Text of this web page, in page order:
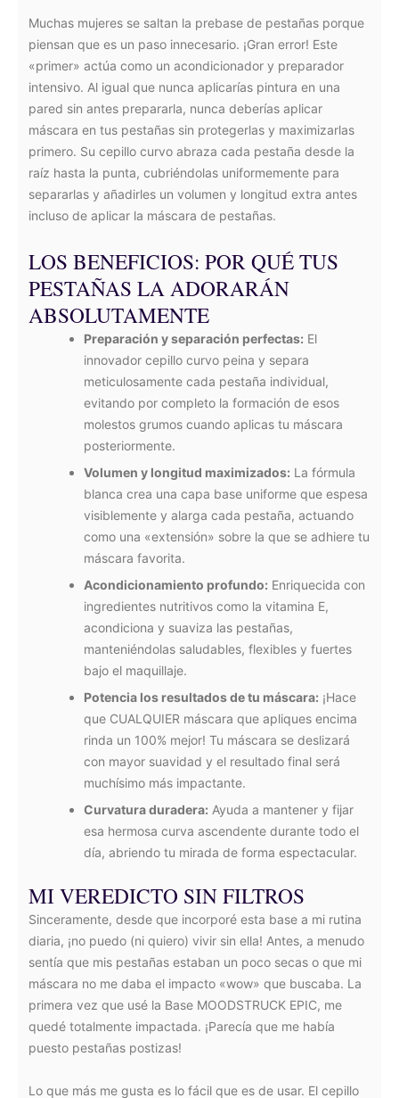
Muchas mujeres se saltan la prebase de pestañas porque
piensan que es un paso innecesario. ¡Gran error! Este
«primer» actúa como un acondicionador y preparador
intensivo. Al igual que nunca aplicarías pintura en una
pared sin antes prepararla, nunca deberías aplicar
máscara en tus pestañas sin protegerlas y maximizarlas
primero. Su cepillo curvo abraza cada pestaña desde la
raíz hasta la punta, cubriéndolas uniformemente para
separarlas y añadirles un volumen y longitud extra antes
incluso de aplicar la máscara de pestañas.
LOS BENEFICIOS: POR QUÉ TUS
PESTAÑAS LA ADORARÁN
ABSOLUTAMENTE
Preparación y separación perfectas: El
innovador cepillo curvo peina y separa
meticulosamente cada pestaña individual,
evitando por completo la formación de esos
molestos grumos cuando aplicas tu máscara
posteriormente.
Volumen y longitud maximizados: La fórmula
blanca crea una capa base uniforme que espesa
visiblemente y alarga cada pestaña, actuando
como una «extensión» sobre la que se adhiere tu
máscara favorita.
Acondicionamiento profundo: Enriquecida con
ingredientes nutritivos como la vitamina E,
acondiciona y suaviza las pestañas,
manteniéndolas saludables, flexibles y fuertes
bajo el maquillaje.
Potencia los resultados de tu máscara: ¡Hace
que CUALQUIER máscara que apliques encima
rinda un 100% mejor! Tu máscara se deslizará
con mayor suavidad y el resultado final será
muchísimo más impactante.
Curvatura duradera: Ayuda a mantener y fijar
esa hermosa curva ascendente durante todo el
día, abriendo tu mirada de forma espectacular.
MI VEREDICTO SIN FILTROS
Sinceramente, desde que incorporé esta base a mi rutina
diaria, ¡no puedo (ni quiero) vivir sin ella! Antes, a menudo
sentía que mis pestañas estaban un poco secas o que mi
máscara no me daba el impacto «wow» que buscaba. La
primera vez que usé la Base MOODSTRUCK EPIC, me
quedé totalmente impactada. ¡Parecía que me había
puesto pestañas postizas!
Lo que más me gusta es lo fácil que es de usar. El cepillo